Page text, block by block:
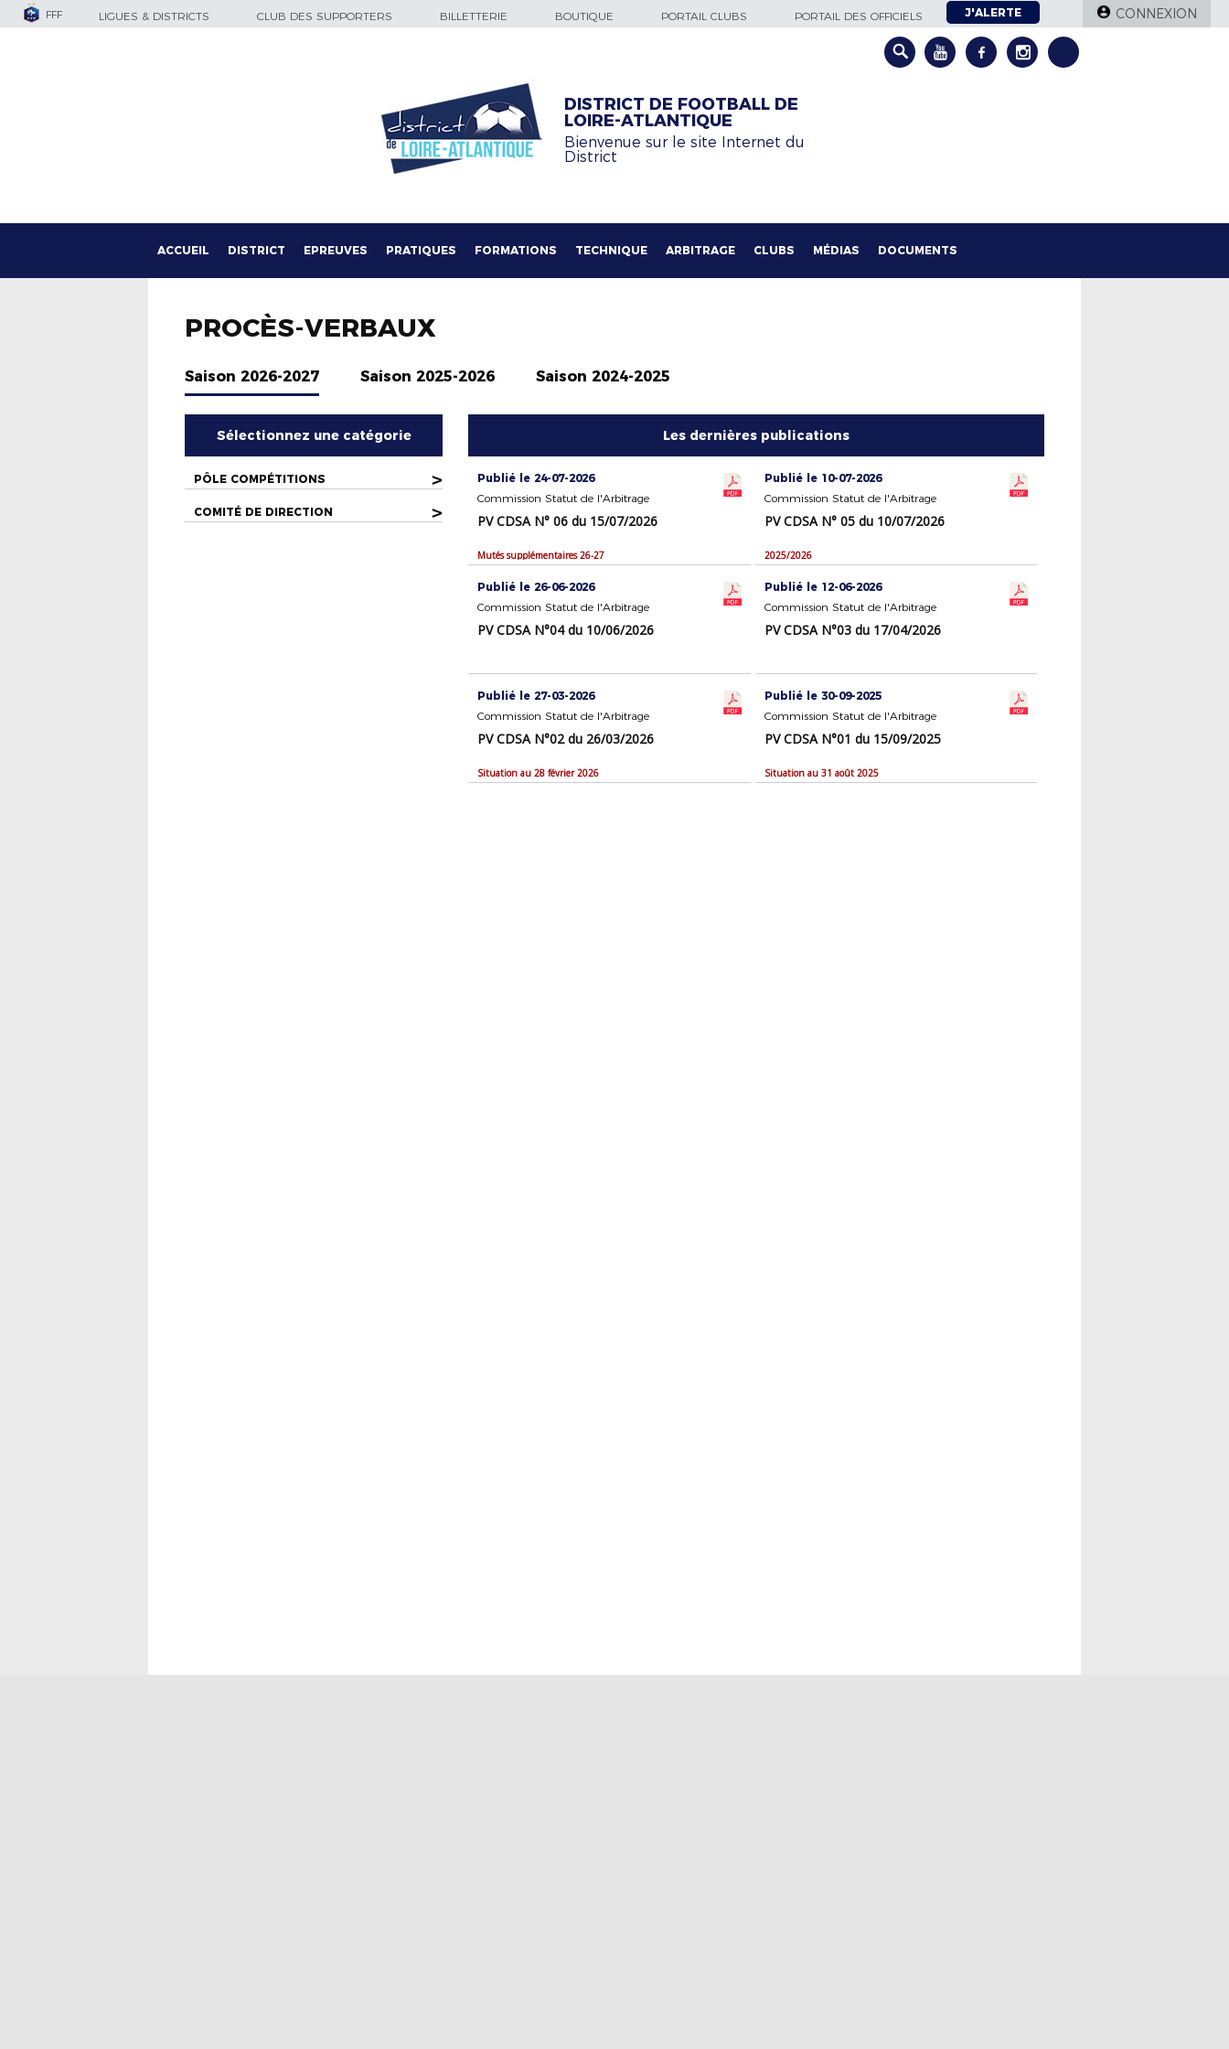
FFF LIGUES & DISTRICTS CLUB DES SUPPORTERS BILLETTERIE BOUTIQUE PORTAIL CLUBS PORTAIL DES OFFICIELS J'ALERTE CONNEXION
DISTRICT DE FOOTBALL DE
LOIRE-ATLANTIQUE
Bienvenue sur le site Internet du
District
ACCUEIL DISTRICT EPREUVES PRATIQUES FORMATIONS TECHNIQUE ARBITRAGE CLUBS MÉDIAS DOCUMENTS
PROCÈS-VERBAUX
Saison 2026-2027 Saison 2025-2026 Saison 2024-2025
Sélectionnez une catégorie
PÔLE COMPÉTITIONS >
COMITÉ DE DIRECTION >
Les dernières publications
Publié le 24-07-2026
Commission Statut de l'Arbitrage
PV CDSA N° 06 du 15/07/2026
Mutés supplémentaires 26-27
Publié le 10-07-2026
Commission Statut de l'Arbitrage
PV CDSA N° 05 du 10/07/2026
2025/2026
Publié le 26-06-2026
Commission Statut de l'Arbitrage
PV CDSA N°04 du 10/06/2026
Publié le 12-06-2026
Commission Statut de l'Arbitrage
PV CDSA N°03 du 17/04/2026
Publié le 27-03-2026
Commission Statut de l'Arbitrage
PV CDSA N°02 du 26/03/2026
Situation au 28 février 2026
Publié le 30-09-2025
Commission Statut de l'Arbitrage
PV CDSA N°01 du 15/09/2025
Situation au 31 août 2025